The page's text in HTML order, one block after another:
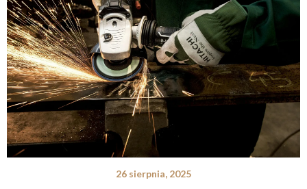
26 sierpnia, 2025